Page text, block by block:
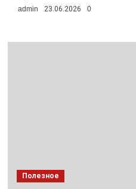
admin 23.06.2026 0
Полезное